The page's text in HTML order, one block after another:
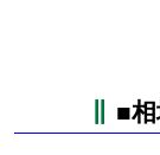
■